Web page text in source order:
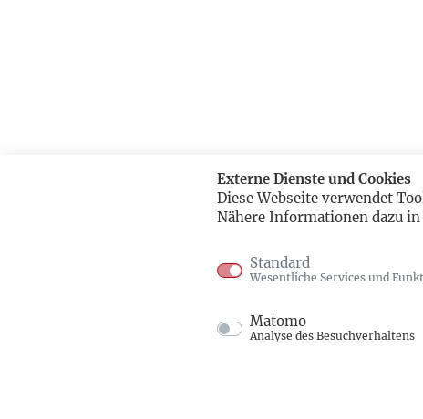
Externe Dienste und Cookies
Diese Webseite verwendet
Nähere Informationen dazu
Standard
Wesentliche Services und
Matomo
Analyse des Besuchverhaltens